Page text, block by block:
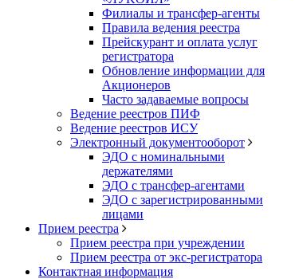
Филиалы и трансфер-агенты
Правила ведения реестра
Прейскурант и оплата услуг
регистратора
Обновление информации для
Акционеров
Часто задаваемые вопросы
Ведение реестров ПИФ
Ведение реестров ИСУ
Электронный документооборот
ЭДО с номинальными
держателями
ЭДО с трансфер-агентами
ЭДО с зарегистрированными
лицами
Прием реестра
Прием реестра при учреждении
Прием реестра от экс-регистратора
Контактная информация